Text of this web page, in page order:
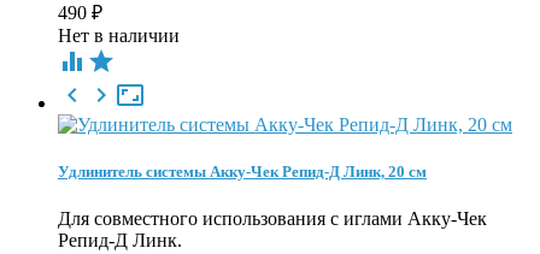
490 ₽
Нет в наличии
 

 
Удлинитель системы Акку-Чек Репид-Д Линк, 20 см
Для совместного использования с иглами Акку-Чек
Репид-Д Линк.